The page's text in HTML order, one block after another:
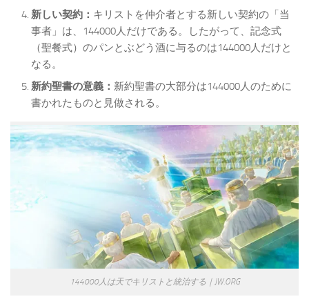
新しい契約： キリストを仲介者とする新しい契約の「当
事者」は、144000人だけである。したがって、記念式
（聖餐式）のパンとぶどう酒に与るのは144000人だけと
なる。
新約聖書の意義： 新約聖書の大部分は144000人のために
書かれたものと見做される。
144000人は天でキリストと統治する｜JW.ORG